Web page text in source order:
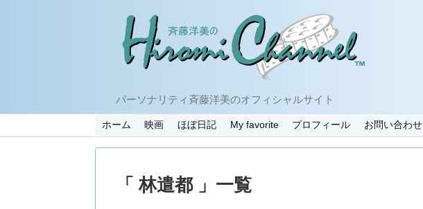
パーソナリティ斉藤洋美のオフィシャルサイト
ホーム 映画 ほぼ日記 My favorite プロフィール お問い合わせ
「 林遣都 」一覧